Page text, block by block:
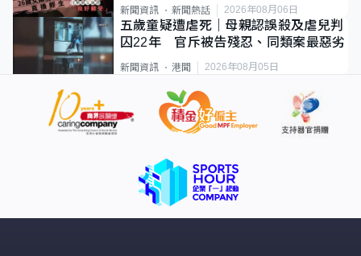
新聞資訊 新聞熱話 2026年08月06日
五歲童疑遭虐死｜母親認誤殺及虐兒判
囚22年 官斥被告殘忍、同類案最惡劣
新聞資訊 港聞 2026年08月05日